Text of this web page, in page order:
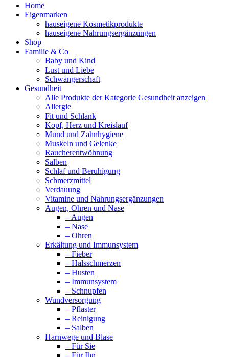
Home
Eigenmarken
hauseigene Kosmetikprodukte
hauseigene Nahrungsergänzungen
Shop
Familie & Co
Baby und Kind
Lust und Liebe
Schwangerschaft
Gesundheit
Alle Produkte der Kategorie Gesundheit anzeigen
Allergie
Fit und Schlank
Kopf, Herz und Kreislauf
Mund und Zahnhygiene
Muskeln und Gelenke
Raucherentwöhnung
Salben
Schlaf und Beruhigung
Schmerzmittel
Verdauung
Vitamine und Nahrungsergänzungen
Augen, Ohren und Nase
– Augen
– Nase
– Ohren
Erkältung und Immunsystem
– Fieber
– Halsschmerzen
– Husten
– Immunsystem
– Schnupfen
Wundversorgung
– Pflaster
– Reinigung
– Salben
Harnwege und Blase
– Für Sie
– Für Ihn